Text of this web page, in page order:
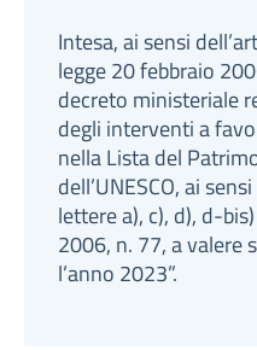
Intesa, ai sensi
legge 20 febbraio
decreto ministeriale
degli interventi a
nella Lista del
dell’UNESCO, ai
lettere a), c), d), d-
2006, n. 77, a valere
l’anno 2023”.